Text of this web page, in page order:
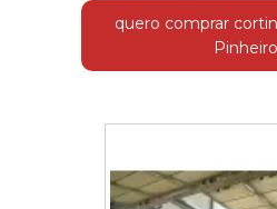
quero comprar